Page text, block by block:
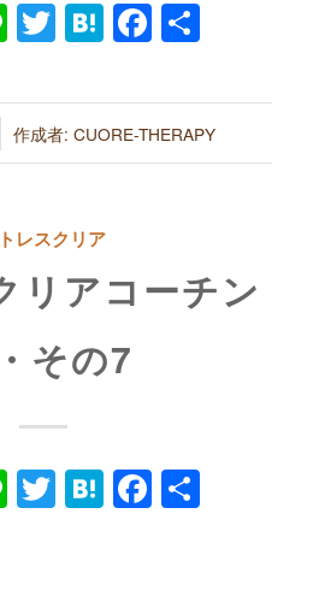
LineTwitter
Hatena共
作成者:CUORE-THERAPY
レスクリア
リアコーチン
その7
LineTwitter
Hatena共